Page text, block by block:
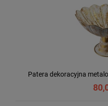
Patera dekoracyjna